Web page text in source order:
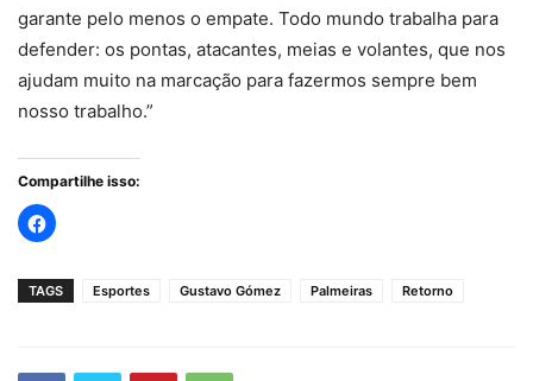
garante pelo menos o empate. Todo mundo trabalha para
defender: os pontas, atacantes, meias e volantes, que nos
ajudam muito na marcação para fazermos sempre bem
nosso trabalho.”
Compartilhe isso:
TAGS Esportes Gustavo Gómez Palmeiras Retorno